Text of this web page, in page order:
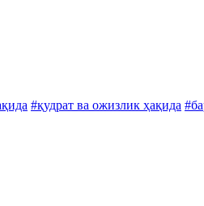
#қудрат ва ожизлик ҳақида